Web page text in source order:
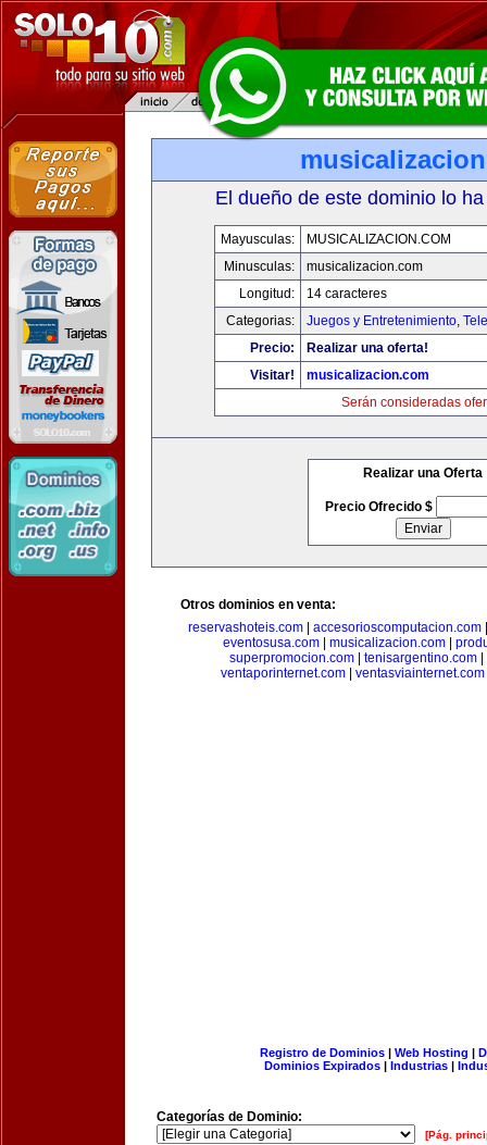
El dueño de este dominio lo
Mayusculas:
MUSICALIZACION.COM
Minusculas:
musicalizacion.com
Longitud:
14 caracteres
Categorias:
Juegos y Entretenimiento,
Precio:
Realizar una oferta!
Visitar!
musicalizacion.com
Serán consideradas
Realizar una Oferta
Precio Ofrecido $
Otros dominios en venta:
reservashoteis.com| accesorioscomputacion.com
eventosusa.com| musicalizacion.com|
superpromocion.com
tenisargentino.com
ventaporinternet.com
ventasviainternet.com
Registro de Dominios| Web Hosting |
Dominios Expirados | Industrias |
Categorías de Dominio:
[Pág.